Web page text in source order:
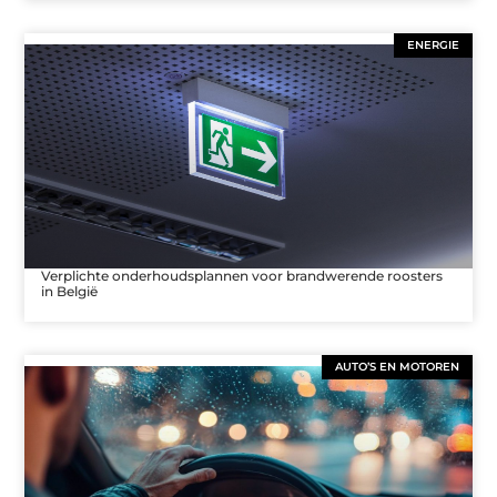
ENERGIE
Verplichte onderhoudsplannen voor brandwerende roosters
in België
AUTO’S EN MOTOREN